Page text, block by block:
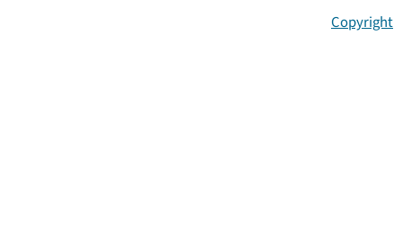
Copyright